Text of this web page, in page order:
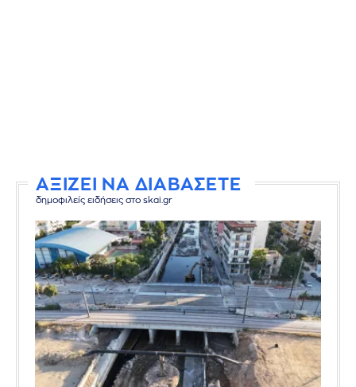
ΑΞΙΖΕΙ ΝΑ ΔΙΑΒΑΣΕΤΕ
δημοφιλείς ειδήσεις στο skai.gr